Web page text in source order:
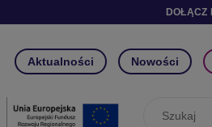
DOŁĄCZ
Aktualności Nowości